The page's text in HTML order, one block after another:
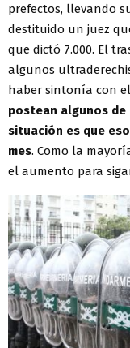
prefectos, llevando
destituido un juez
que dictó 7.000. El
algunos
haber sintonía con
postean algunos
situación es que
mes. Como la
el aumento para